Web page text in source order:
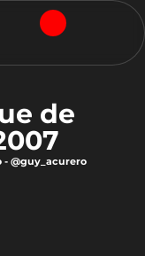
de
- @guy_acurero